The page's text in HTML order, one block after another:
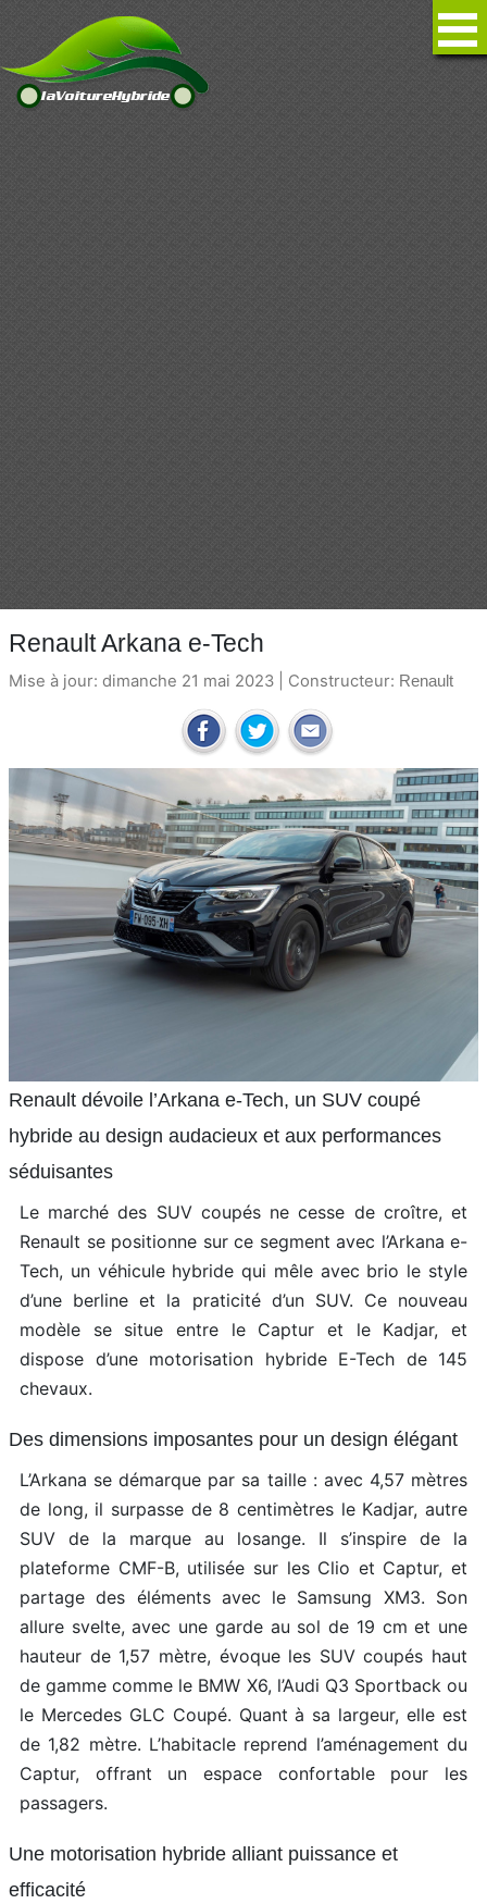
Renault Arkana e-Tech
Mise à jour: dimanche 21 mai 2023 | Constructeur: Renault
Renault dévoile l’Arkana e-Tech, un SUV coupé
hybride au design audacieux et aux performances
séduisantes
Le marché des SUV coupés ne cesse de croître, et
Renault se positionne sur ce segment avec l’Arkana e-
Tech, un véhicule hybride qui mêle avec brio le style
d’une berline et la praticité d’un SUV. Ce nouveau
modèle se situe entre le Captur et le Kadjar, et
dispose d’une motorisation hybride E-Tech de 145
chevaux.
Des dimensions imposantes pour un design élégant
L’Arkana se démarque par sa taille : avec 4,57 mètres
de long, il surpasse de 8 centimètres le Kadjar, autre
SUV de la marque au losange. Il s’inspire de la
plateforme CMF-B, utilisée sur les Clio et Captur, et
partage des éléments avec le Samsung XM3. Son
allure svelte, avec une garde au sol de 19 cm et une
hauteur de 1,57 mètre, évoque les SUV coupés haut
de gamme comme le BMW X6, l’Audi Q3 Sportback ou
le Mercedes GLC Coupé. Quant à sa largeur, elle est
de 1,82 mètre. L’habitacle reprend l’aménagement du
Captur, offrant un espace confortable pour les
passagers.
Une motorisation hybride alliant puissance et
efficacité